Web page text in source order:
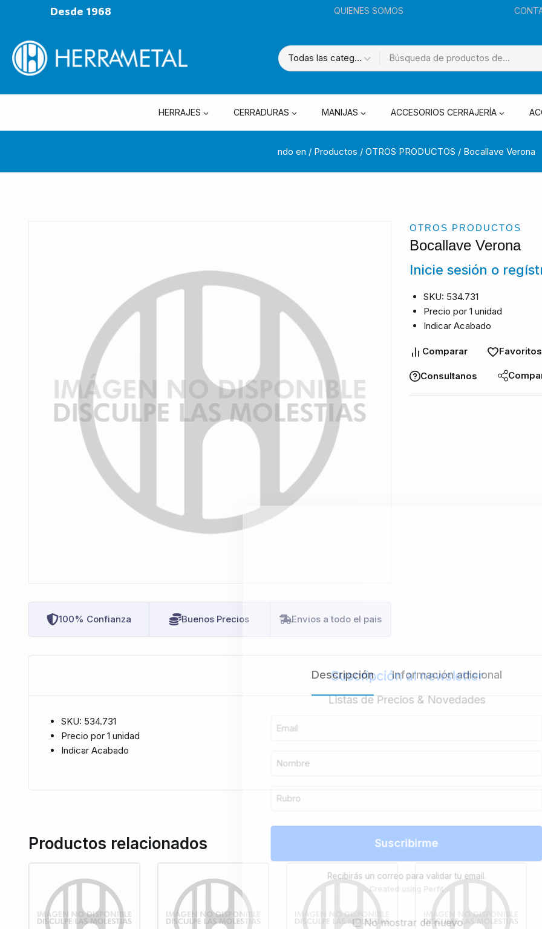
Desde 1968 QUIENES SOMOS
HERRAJES CERRADURAS MANIJAS ACCESORIOS CERRAJERÍA
ndo en / Productos / OTROS PRODUCTOS / Bocallave Verona
100% Confianza Buenos Precios Envios a todo el pais
OTROS PRODUCTOS
Bocallave Verona
Inicie sesión o
SKU: 534.731
Precio por 1 unidad
Indicar Acabado
Comparar Favoritos
Consultanos
Descripción Información adicional
SKU: 534.731
Precio por 1 unidad
Indicar Acabado
Productos relacionados
Suscripción al newsletter
Listas de Precios & Novedades
Suscribirme
Recibirás un correo para validar tu email.
Created using Perfit
No mostrar de nuevo